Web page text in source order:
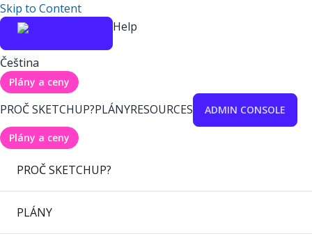
Skip to Content
Help
Čeština
Plány a ceny
PROČ SKETCHUP?PLÁNYRESOURCES ADMIN CONSOLE
Plány a ceny
PROČ SKETCHUP?
PLÁNY